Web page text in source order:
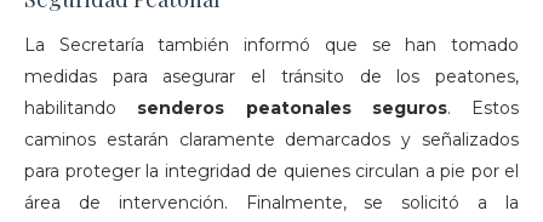
La Secretaría también informó que se han tomado
medidas para asegurar el tránsito de los peatones,
habilitando senderos peatonales seguros. Estos
caminos estarán claramente demarcados y señalizados
para proteger la integridad de quienes circulan a pie por el
área de intervención. Finalmente, se solicitó a la